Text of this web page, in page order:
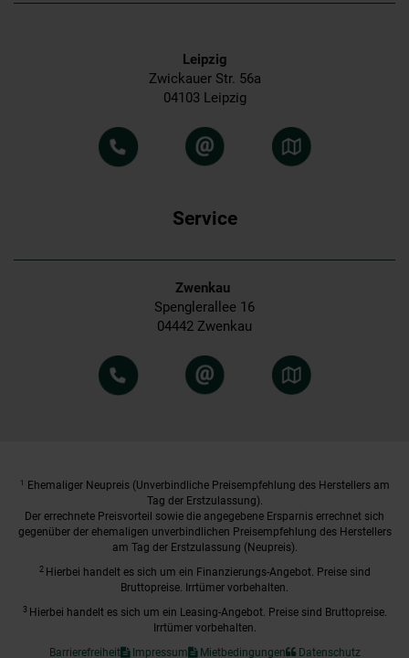
Leipzig
Zwickauer Str. 56a
04103 Leipzig
Service
Zwenkau
Spenglerallee 16
04442 Zwenkau
1
Ehemaliger Neupreis (Unverbindliche Preisempfehlung des Herstellers am
Tag der Erstzulassung).
Der errechnete Preisvorteil sowie die angegebene Ersparnis errechnet sich
gegenüber der ehemaligen unverbindlichen Preisempfehlung des Herstellers
am Tag der Erstzulassung (Neupreis).
2 Hierbei handelt es sich um ein Finanzierungs-Angebot. Preise sind
Bruttopreise. Irrtümer vorbehalten.
3 Hierbei handelt es sich um ein Leasing-Angebot. Preise sind Bruttopreise.
Irrtümer vorbehalten.
Barrierefreiheit
Impressum Mietbedingungen Datenschutz